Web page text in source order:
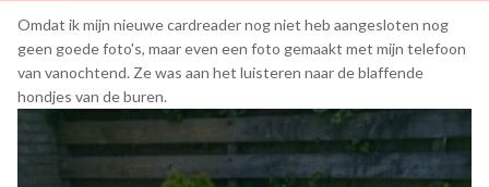
Omdat ik mijn nieuwe cardreader nog niet heb aangesloten nog
geen goede foto's, maar even een foto gemaakt met mijn telefoon
van vanochtend. Ze was aan het luisteren naar de blaffende
hondjes van de buren.